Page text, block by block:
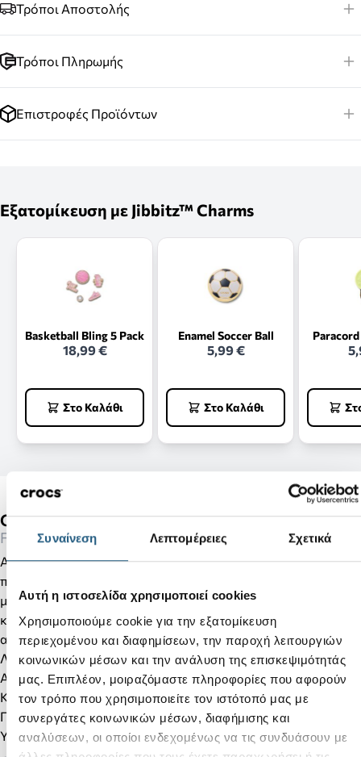
Συναίνεση Λεπτομέρειες Σχετικά
Αυτή η ιστοσελίδα χρησιμοποιεί cookies
Χρησιμοποιούμε cookie για την εξατομίκευση
περιεχομένου και διαφημίσεων, την παροχή λειτουργιών
κοινωνικών μέσων και την ανάλυση της επισκεψιμότητάς
μας. Επιπλέον, μοιραζόμαστε πληροφορίες που αφορούν
τον τρόπο που χρησιμοποιείτε τον ιστότοπό μας με
συνεργάτες κοινωνικών μέσων, διαφήμισης και
αναλύσεων, οι οποίοι ενδεχομένως να τις συνδυάσουν με
Τρόποι Αποστολής
Τρόποι Πληρωμής
Επιστροφές Προϊόντων
Εξατομίκευση με Jibbitz™ Charms
Basketball Bling 5 Pack
18,99 €
Στο Καλάθι
Enamel Soccer Ball
5,99 €
Στο Καλάθι
Crocband Flip-Slate Grey/Smoke
Flips
Αθλητικό και ελαφρύ, το Crocs™ Crocband™ Flip είναι ένα
πολύχρωμο flip-flop που ταιριάζει απόλυτα με σορτσάκι,
μαγιό κλπ. Κατασκευασμένο από το υλικό Croslite™ που
καθαρίζεται εύκολα, είναι έτοιμο για παραλία, κήπο ή όπου
αλλού φανταστείτε!
Λεπτομέρειες προϊόντος:
Αθλητική γραμμή περιμετρικά.
Καθαρίζεται και στεγνώνει εύκολα.
Πολύ ελαφριά.
Υλικό Croslite™.